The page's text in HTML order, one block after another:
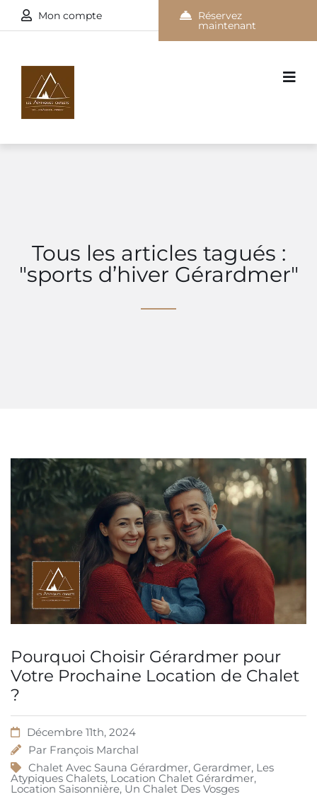
Mon compte Réservez
maintenant
Tous les articles tagués :
"sports d’hiver Gérardmer"
Pourquoi Choisir Gérardmer pour
Votre Prochaine Location de Chalet
?
Décembre 11th, 2024
Par François Marchal
Chalet Avec Sauna Gérardmer, Gerardmer, Les
Atypiques Chalets, Location Chalet Gérardmer,
Location Saisonnière, Un Chalet Des Vosges